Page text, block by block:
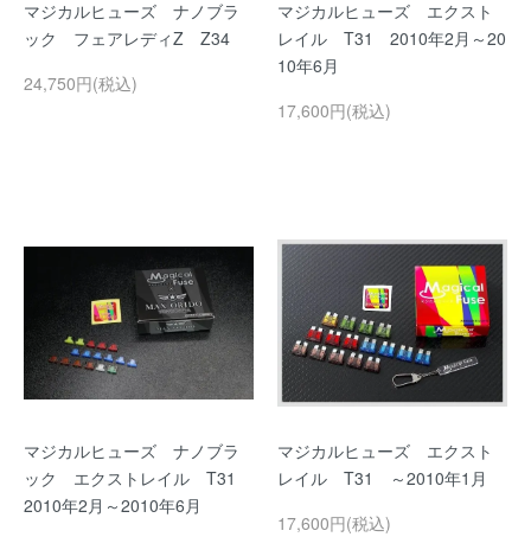
マジカルヒューズ ナノブラ
ック フェアレディZ Z34
24,750円(税込)
マジカルヒューズ エクスト
レイル T31 2010年2月～20
10年6月
17,600円(税込)
マジカルヒューズ ナノブラ
ック エクストレイル T31
2010年2月～2010年6月
マジカルヒューズ エクスト
レイル T31 ～2010年1月
17,600円(税込)